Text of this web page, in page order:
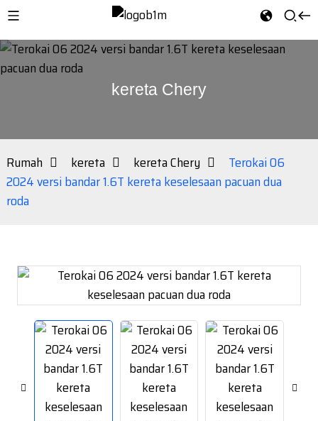
kereta Chery
Rumah kereta kereta Chery
Terokai 06
2024 versi bandar 1.6T kereta keselesaan pacuan dua
roda